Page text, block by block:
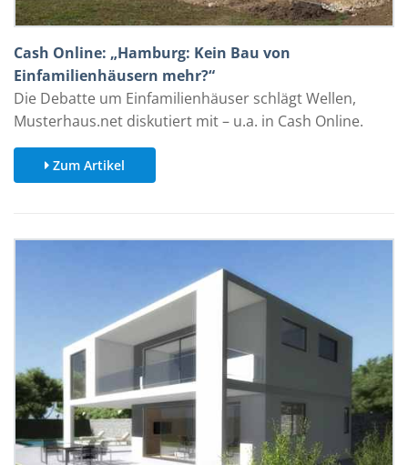
Cash Online: „Hamburg: Kein Bau von
Einfamilienhäusern mehr?“
Die Debatte um Einfamilienhäuser schlägt Wellen,
Musterhaus.net diskutiert mit – u.a. in Cash Online.
Zum Artikel